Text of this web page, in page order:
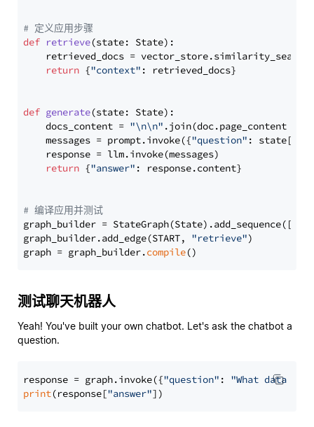
# 定义应用步骤
def retrieve(state: State):
retrieved_docs =
return {"context" : retrieved_docs}
def generate(state: State):
    docs_content =
"\n\n" .join(doc.page_content
    messages = prompt.invoke({
"question" : state[
    response = llm.invoke(messages)
return {"answer" : response.content}
# 编译应用并测试
graph_builder =
graph_builder.add_edge(START, "retrieve")
graph = graph_builder.compile
测试聊天机器人
Yeah! You've built your own chatbot. Let's ask the chatbot a
question.
response = graph.invoke({"question" : "What data
print(response["answer"